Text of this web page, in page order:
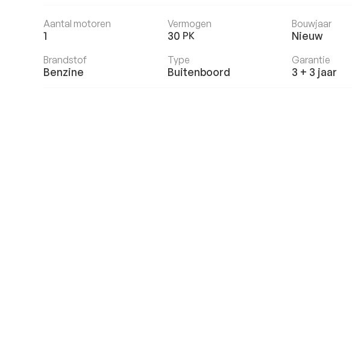
Aantal motoren
1
Vermogen
30 PK
Bouwjaar
Nieuw
Brandstof
Benzine
Type
Buitenboord
Garantie
3 + 3 jaar